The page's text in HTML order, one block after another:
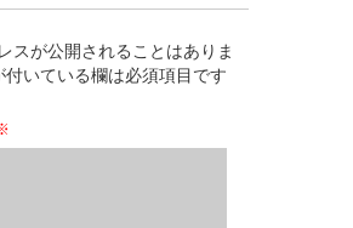
スが公開されることはありま
付いている欄は必須項目です